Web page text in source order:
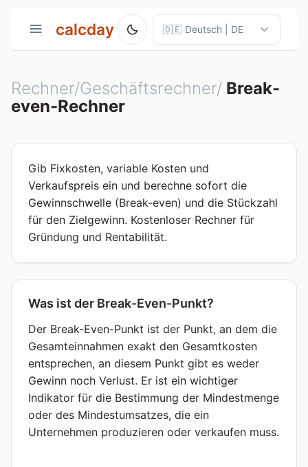
calcday
Rechner/Geschäftsrechner/ Break-
even-Rechner
Gib Fixkosten, variable Kosten und
Verkaufspreis ein und berechne sofort die
Gewinnschwelle (Break-even) und die Stückzahl
für den Zielgewinn. Kostenloser Rechner für
Gründung und Rentabilität.
Was ist der Break-Even-Punkt?
Der Break-Even-Punkt ist der Punkt, an dem die
Gesamteinnahmen exakt den Gesamtkosten
entsprechen, an diesem Punkt gibt es weder
Gewinn noch Verlust. Er ist ein wichtiger
Indikator für die Bestimmung der Mindestmenge
oder des Mindestumsatzes, die ein
Unternehmen produzieren oder verkaufen muss.